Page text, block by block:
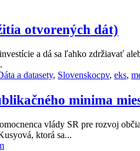
otvorených dát)
a dá sa ľahko zdržiavať
a datasety, SlovenskoTags
cpv, eks,
minima
vlády SR pre rozvoj
ktorá sa...